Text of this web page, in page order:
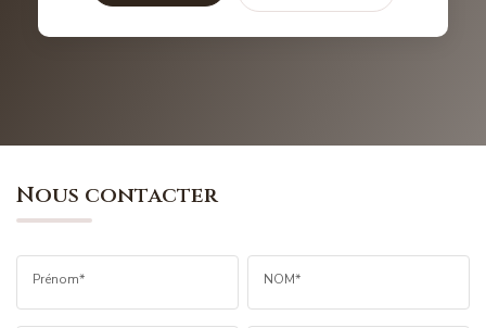
Nous contacter
Prénom* NOM*